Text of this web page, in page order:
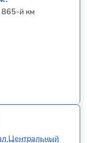
865-й км
Центральный